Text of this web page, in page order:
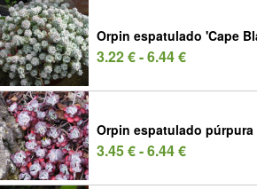
Orpin espatulado 'Cape
3.22 € - 6.44 €
Orpin espatulado púrpura
3.45 € - 6.44 €